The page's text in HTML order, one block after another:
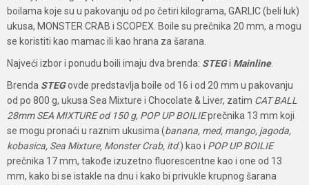
boilama koje su u pakovanju od po četiri kilograma, GARLIC (beli luk)
ukusa, MONSTER CRAB i SCOPEX. Boile su prečnika 20 mm, a mogu
se koristiti kao mamac ili kao hrana za šarana.
Najveći izbor i ponudu boili imaju dva brenda: STEGi Mainline.
Brenda STEGovde predstavlja boile od 16 i od 20 mm u pakovanju
od po 800 g, ukusa Sea Mixture i Chocolate & Liver, zatim CAT BALL
28mm SEA MIXTURE od 150 g, POP UP BOILIEprečnika 13 mm koji
se mogu pronaći u raznim ukusima (banana, med, mango, jagoda,
kobasica, Sea Mixture, Monster Crab, itd.) kao i POP UP BOILIE
prečnika 17 mm, takođe izuzetno fluorescentne kao i one od 13
mm, kako bi se istakle na dnu i kako bi privukle krupnog šarana